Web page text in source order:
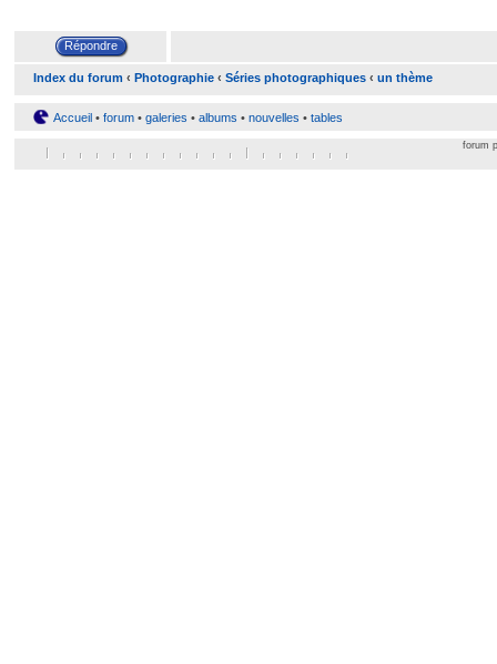
Index du forum ‹ Photographie ‹ Séries photographiques ‹ un thème
Accueil • forum • galeries • albums • nouvelles • tables
forum